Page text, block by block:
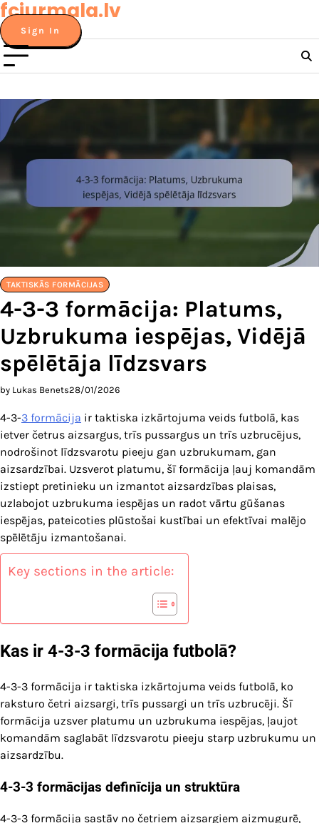
Skip
to
content
fcjurmala.lv
Sign In
TAKTISKĀS FORMĀCIJAS
4-3-3 formācija: Platums,
Uzbrukuma iespējas, Vidējā
spēlētāja līdzsvars
by Lukas Benets28/01/2026
4-3-3 formācija ir taktiska izkārtojuma veids futbolā, kas
ietver četrus aizsargus, trīs pussargus un trīs uzbrucējus,
nodrošinot līdzsvarotu pieeju gan uzbrukumam, gan
aizsardzībai. Uzsverot platumu, šī formācija ļauj komandām
izstiept pretinieku un izmantot aizsardzības plaisas,
uzlabojot uzbrukuma iespējas un radot vārtu gūšanas
iespējas, pateicoties plūstošai kustībai un efektīvai malējo
spēlētāju izmantošanai.
Key sections in the article:
Kas ir 4-3-3 formācija futbolā?
4-3-3 formācija ir taktiska izkārtojuma veids futbolā, ko
raksturo četri aizsargi, trīs pussargi un trīs uzbrucēji. Šī
formācija uzsver platumu un uzbrukuma iespējas, ļaujot
komandām saglabāt līdzsvarotu pieeju starp uzbrukumu un
aizsardzību.
4-3-3 formācijas definīcija un struktūra
4-3-3 formācija sastāv no četriem aizsargiem aizmugurē,